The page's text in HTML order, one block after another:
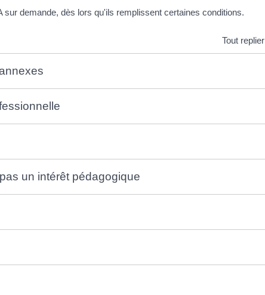
demande, dès lors qu'ils remplissent certaines conditions.
Tout replier
un intérêt pédagogique